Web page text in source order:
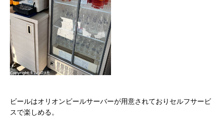
ビールはオリオンビールサーバーが用意されておりセルフサービ
スで楽しめる。